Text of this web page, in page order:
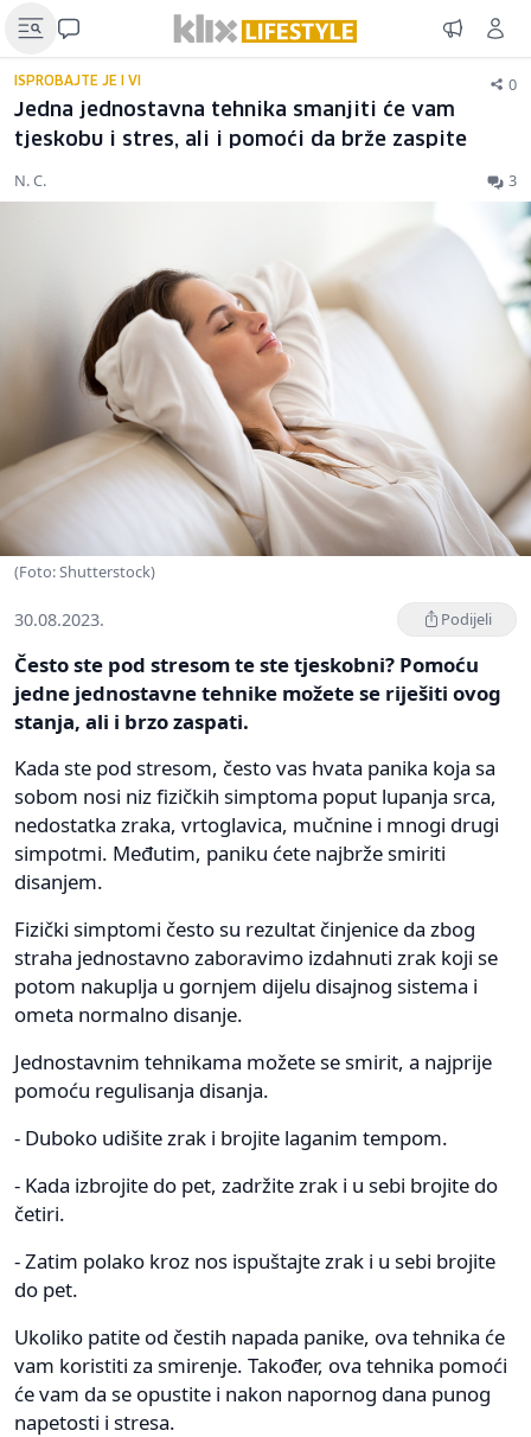
ISPROBAJTE JE I VI 0
Jedna jednostavna tehnika smanjiti će vam
tjeskobu i stres, ali i pomoći da brže zaspite
N. C. 3
(Foto: Shutterstock)
30.08.2023. Podijeli
Često ste pod stresom te ste tjeskobni? Pomoću
jedne jednostavne tehnike možete se riješiti ovog
stanja, ali i brzo zaspati.
Kada ste pod stresom, često vas hvata panika koja sa
sobom nosi niz fizičkih simptoma poput lupanja srca,
nedostatka zraka, vrtoglavica, mučnine i mnogi drugi
simpotmi. Međutim, paniku ćete najbrže smiriti
disanjem.
Fizički simptomi često su rezultat činjenice da zbog
straha jednostavno zaboravimo izdahnuti zrak koji se
potom nakuplja u gornjem dijelu disajnog sistema i
ometa normalno disanje.
Jednostavnim tehnikama možete se smirit, a najprije
pomoću regulisanja disanja.
- Duboko udišite zrak i brojite laganim tempom.
- Kada izbrojite do pet, zadržite zrak i u sebi brojite do
četiri.
- Zatim polako kroz nos ispuštajte zrak i u sebi brojite
do pet.
Ukoliko patite od čestih napada panike, ova tehnika će
vam koristiti za smirenje. Također, ova tehnika pomoći
će vam da se opustite i nakon napornog dana punog
napetosti i stresa.